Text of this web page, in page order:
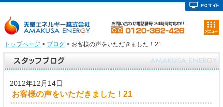
トップページ > ブログ> お客様の声をいただきました！21
2012年12月14日
お客様の声をいただきました！21